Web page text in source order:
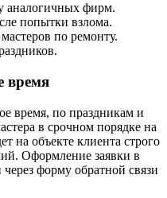
аналогичных фирм.
попытки взлома.
по ремонту.
время
время, по праздникам и
в срочном порядке на
на объекте клиента строго
Оформление заявки в
форму обратной связи